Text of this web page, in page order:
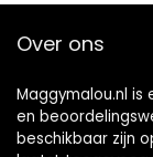
Over ons
Maggymalou.nl
en
beschikbaar zijn